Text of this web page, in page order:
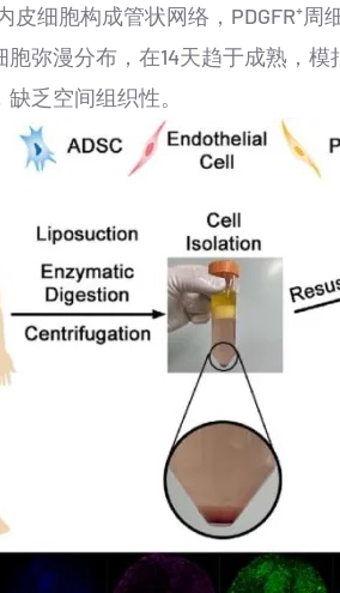
皮细胞构成管状网络，PDGFR⁺
胞弥漫分布，在14天趋于成熟，模
乏空间组织性。